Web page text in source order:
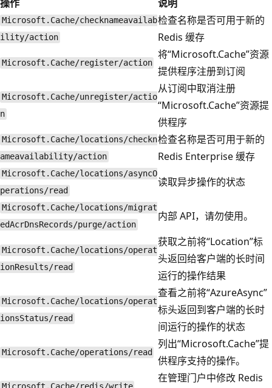
操作
说明
Microsoft.Cache/checknameavailab
ility/action
检查名称是否可用于新的
Redis 缓存
Microsoft.Cache/register/action
将“Microsoft.Cache”资源
提供程序注册到订阅
Microsoft.Cache/unregister/actio
n
从订阅中取消注册
“Microsoft.Cache”资源提
供程序
Microsoft.Cache/locations/checkn
ameavailability/action
检查名称是否可用于新的
Redis Enterprise 缓存
Microsoft.Cache/locations/asyncO
perations/read
读取异步操作的状态
Microsoft.Cache/locations/migrat
edAcrDnsRecords/purge/action
内部 API，请勿使用。
Microsoft.Cache/locations/operat
ionResults/read
获取之前将“Location”标
头返回给客户端的长时间
运行的操作结果
Microsoft.Cache/locations/operat
ionsStatus/read
查看之前将“AzureAsync”
标头返回到客户端的长时
间运行的操作的状态
Microsoft.Cache/operations/read
列出“Microsoft.Cache”提
供程序支持的操作。
在管理门户中修改 Redis